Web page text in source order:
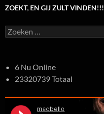
ZOEKT, EN GIJ ZULT VINDEN!!!
Zoeken
naar:
6 Nu Online
23320739 Totaal